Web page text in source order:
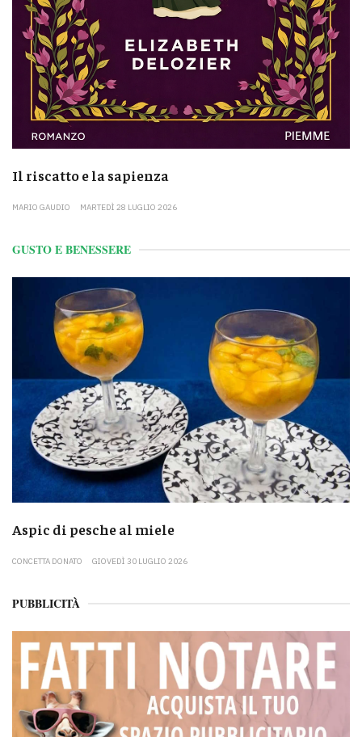
Il riscatto e la sapienza
MARIO GAUDIO MARTEDÌ 28 LUGLIO 2026
GUSTO E BENESSERE
Aspic di pesche al miele
CONCETTA DONATO GIOVEDÌ 30 LUGLIO 2026
PUBBLICITÀ